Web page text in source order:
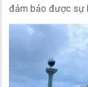
đảm bảo được sự